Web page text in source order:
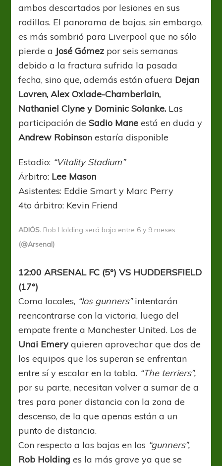
ambos descartados por lesiones en sus
rodillas. El panorama de bajas, sin embargo,
es más sombrió para Liverpool que no sólo
pierde a José Gómez por seis semanas
debido a la fractura sufrida la pasada
fecha, sino que, además están afuera Dejan
Lovren, Alex Oxlade-Chamberlain,
Nathaniel Clyne y Dominic Solanke. Las
participación deSadio Mane está en duda y
Andrew Robinson estaría disponible
Estadio: “Vitality Stadium”
Árbitro: Lee Mason
Asistentes: Eddie Smart y Marc Perry
4to árbitro: Kevin Friend
ADIÓS. Rob Holding será baja entre 6 y 9 meses.
(@Arsenal)
12:00 ARSENAL FC (5°) VS HUDDERSFIELD
(17°)
Como locales, “los gunners”intentarán
reencontrarse con la victoria, luego del
empate frente a Manchester United. Los de
Unai Emery quieren aprovechar que dos de
los equipos que los superan se enfrentan
entre sí y escalar en la tabla. “The terriers”,
por su parte, necesitan volver a sumar de a
tres para poner distancia con la zona de
descenso, de la que apenas están a un
punto de distancia.
Con respecto a las bajas en los “gunners”,
Rob Holding es la más grave ya que se